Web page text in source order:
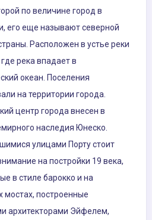
по величине город в
его еще называют северной
Расположен в устье реки
река впадает в
океан. Поселения
на территории города.
центр города внесен в
наследия Юнеско.
улицами Порту стоит
на постройки 19 века,
в стиле барокко и на
мостах, построенные
архитекторами Эйфелем,